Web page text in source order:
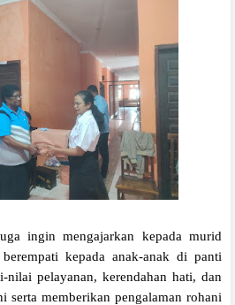
ingin mengajarkan kepada murid
kepada anak-anak di panti
nilai pelayanan, kerendahan hati, dan
serta memberikan pengalaman rohani